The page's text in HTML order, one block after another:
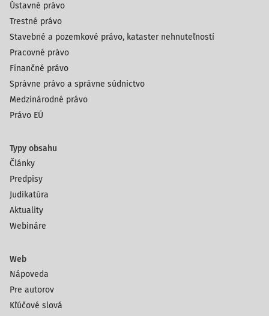
Ústavné právo
Trestné právo
Stavebné a pozemkové právo, kataster nehnuteľností
Pracovné právo
Finančné právo
Správne právo a správne súdnictvo
Medzinárodné právo
Právo EÚ
Typy obsahu
Články
Predpisy
Judikatúra
Aktuality
Webináre
Web
Nápoveda
Pre autorov
Kľúčové slová